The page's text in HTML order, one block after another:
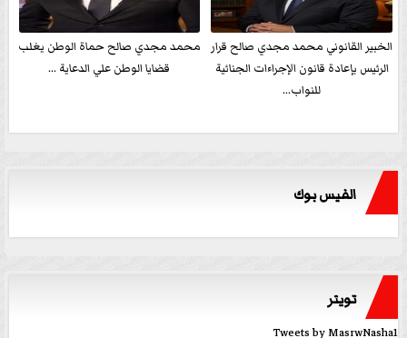
الخبير القانوني محمد مجدي صالح قرار
الرئيس بإعادة قانون الإجراءات الجنائية
للنواب...
محمد مجدي صالح حماة الوطن يغلب
قضايا الوطن علي الدعاية ...
الفيس بوك
تويتر
Tweets by MasrwNasha1